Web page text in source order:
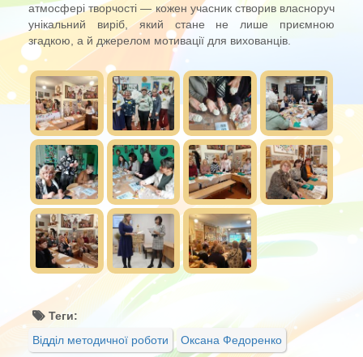
атмосфері творчості — кожен учасник створив власноруч
унікальний виріб, який стане не лише приємною
згадкою, а й джерелом мотивації для вихованців.
Теги:
Відділ методичної роботи
Оксана Федоренко